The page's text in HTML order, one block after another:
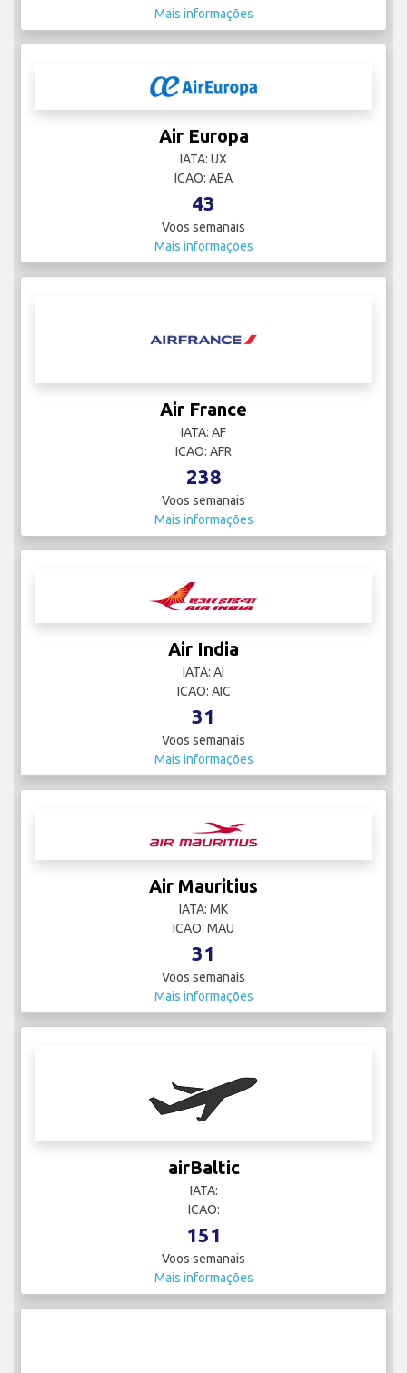
Mais informações
Air Europa
IATA: UX
ICAO: AEA
43
Voos semanais
Mais informações
Air France
IATA: AF
ICAO: AFR
238
Voos semanais
Mais informações
Air India
IATA: AI
ICAO: AIC
31
Voos semanais
Mais informações
Air Mauritius
IATA: MK
ICAO: MAU
31
Voos semanais
Mais informações
airBaltic
IATA:
ICAO:
151
Voos semanais
Mais informações